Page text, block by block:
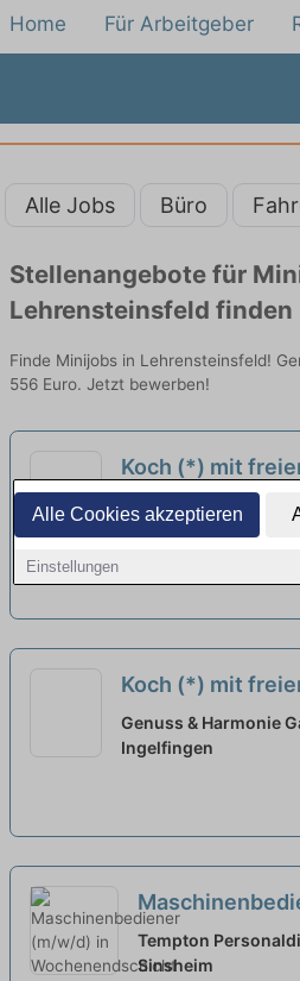
Alle Cookies akzeptieren
Einstellungen
Home Für Arbeitgeber
Alle Jobs Büro
Stellenangebote für
Lehrensteinsfeld finden
Finde Minijobs in Lehrensteinsfeld!
556 Euro. Jetzt bewerben!
Koch (*) mit
Genuss & Harmonie
Affalterbach
Koch (*) mit
neu
Genuss & Harmonie
Ingelfingen
Tempton
Sinsheim